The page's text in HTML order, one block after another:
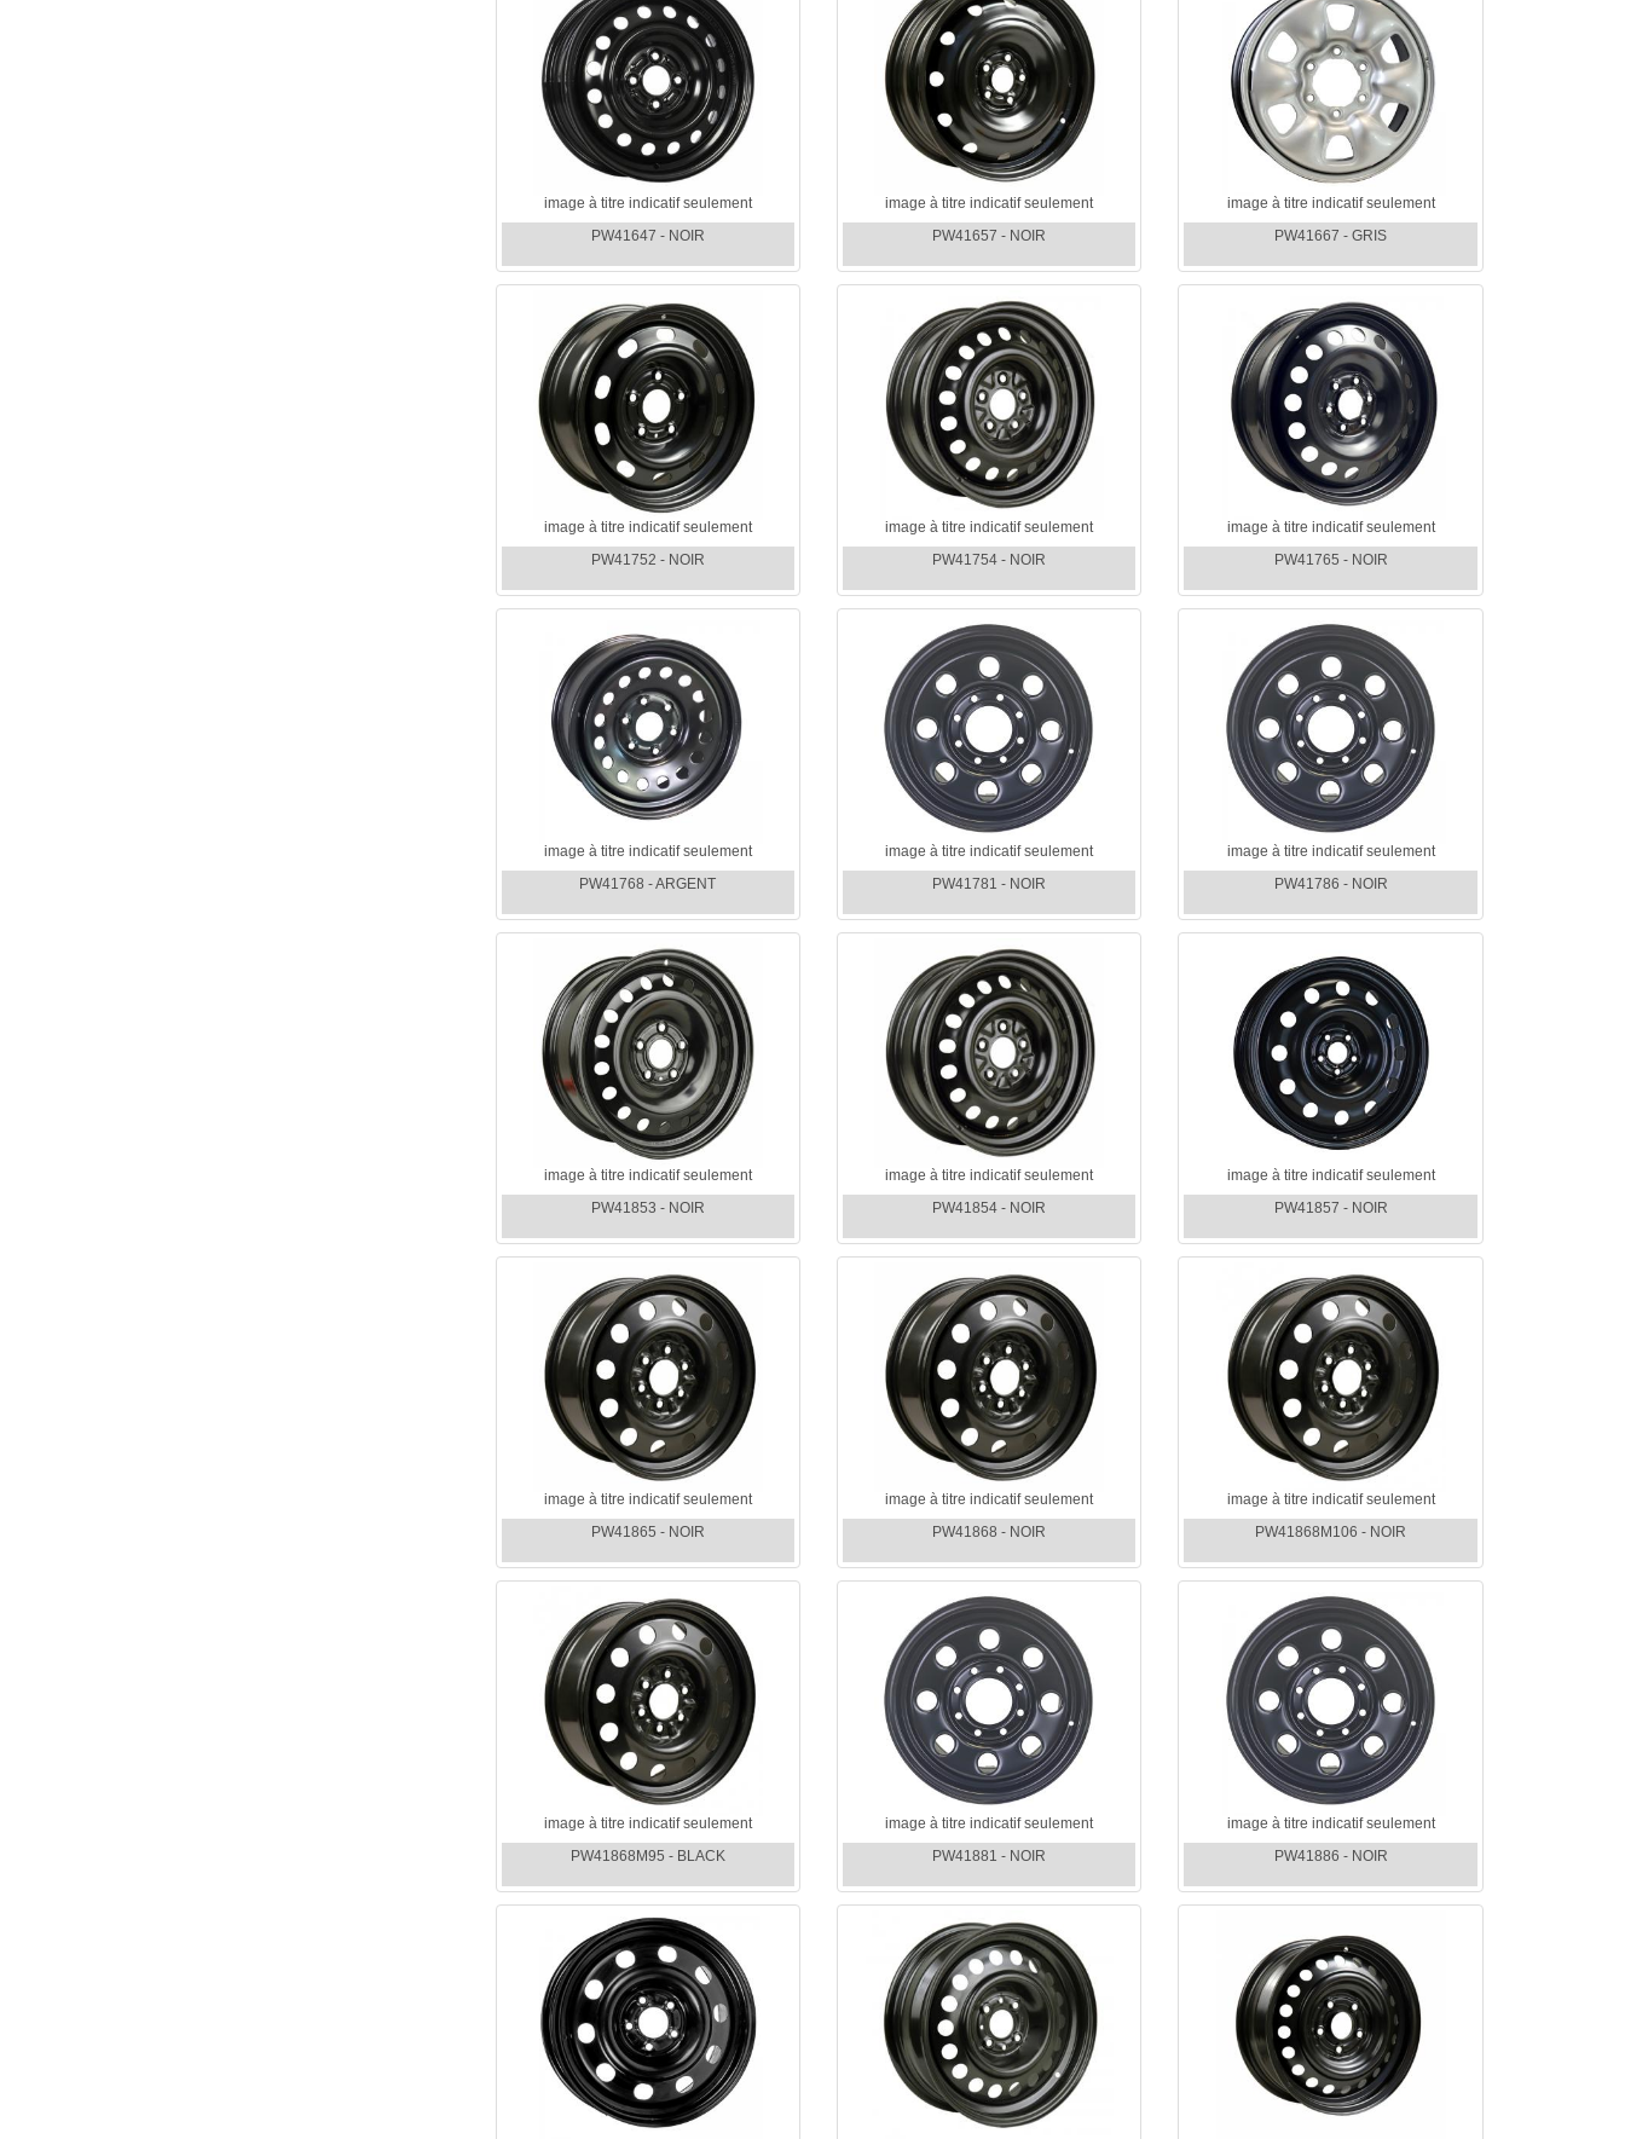
image à titre indicatif seulement
PW41647 - NOIR
image à titre indicatif seulement
PW41657 - NOIR
image à titre indicatif seulement
PW41667 - GRIS
image à titre indicatif seulement
PW41752 - NOIR
image à titre indicatif seulement
PW41754 - NOIR
image à titre indicatif seulement
PW41765 - NOIR
image à titre indicatif seulement
PW41768 - ARGENT
image à titre indicatif seulement
PW41781 - NOIR
image à titre indicatif seulement
PW41786 - NOIR
image à titre indicatif seulement
PW41853 - NOIR
image à titre indicatif seulement
PW41854 - NOIR
image à titre indicatif seulement
PW41857 - NOIR
image à titre indicatif seulement
PW41865 - NOIR
image à titre indicatif seulement
PW41868 - NOIR
image à titre indicatif seulement
PW41868M106 - NOIR
image à titre indicatif seulement
PW41868M95 - BLACK
image à titre indicatif seulement
PW41881 - NOIR
image à titre indicatif seulement
PW41886 - NOIR